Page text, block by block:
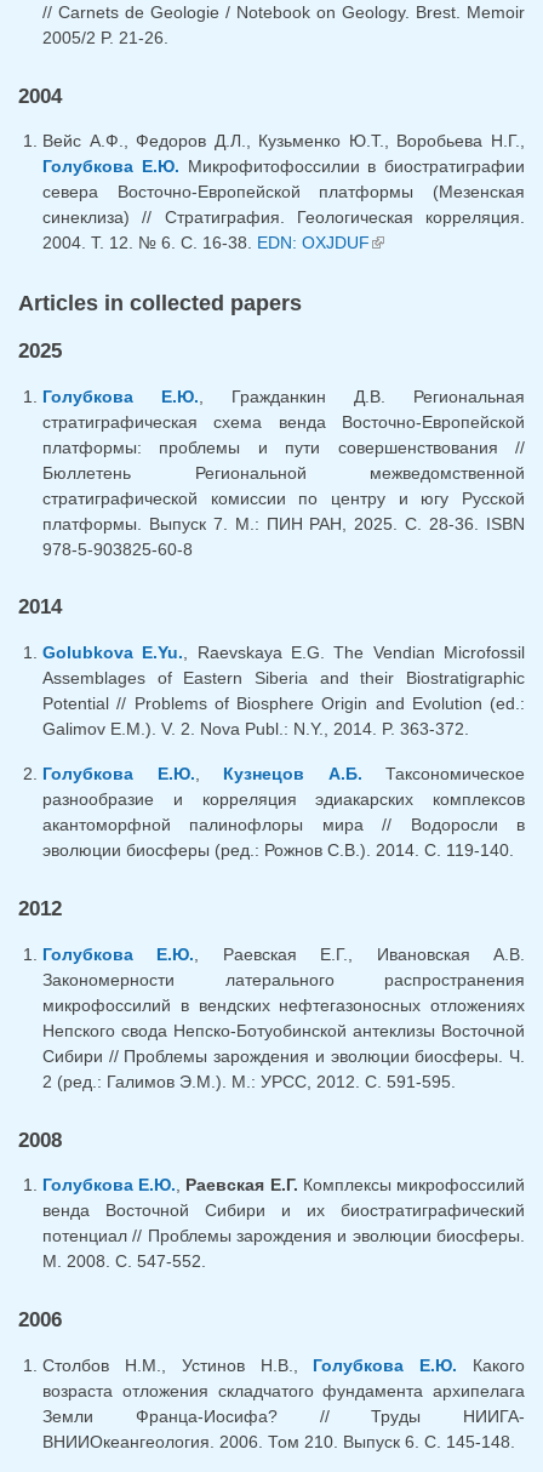
// Carnets de Geologie / Notebook on Geology. Brest. Memoir
2005/2 P. 21-26.
2004
Вейс А.Ф., Федоров Д.Л., Кузьменко Ю.Т., Воробьева Н.Г.,
Голубкова Е.Ю. Микрофитофоссилии в биостратиграфии
севера Восточно-Европейской платформы (Мезенская
синеклиза) // Стратиграфия. Геологическая корреляция.
2004. Т. 12. № 6. C. 16-38. EDN: OXJDUF(link is external)
Articles in collected papers
2025
Голубкова Е.Ю. , Гражданкин Д.В. Региональная
стратиграфическая схема венда Восточно-Европейской
платформы: проблемы и пути совершенствования //
Бюллетень Региональной межведомственной
стратиграфической комиссии по центру и югу Русской
платформы. Выпуск 7. М.: ПИН РАН, 2025. С. 28-36. ISBN
978-5-903825-60-8
2014
Golubkova E.Yu., Raevskaya E.G. The Vendian Microfossil
Assemblages of Eastern Siberia and their Biostratigraphic
Potential // Problems of Biosphere Origin and Evolution (ed.:
Galimov E.M.). V. 2. Nova Publ.: N.Y., 2014. P. 363-372.
Голубкова Е.Ю., Кузнецов А.Б. Таксономическое
разнообразие и корреляция эдиакарских комплексов
акантоморфной палинофлоры мира // Водоросли в
эволюции биосферы (ред.: Рожнов С.В.). 2014. С. 119-140.
2012
Голубкова Е.Ю. , Раевская Е.Г., Ивановская А.В.
Закономерности латерального распространения
микрофоссилий в вендских нефтегазоносных отложениях
Непского свода Непско-Ботуобинской антеклизы Восточной
Сибири // Проблемы зарождения и эволюции биосферы. Ч.
2 (ред.: Галимов Э.М.). М.: УРСС, 2012. С. 591-595.
2008
Голубкова Е.Ю., Раевская Е.Г. Комплексы микрофоссилий
венда Восточной Сибири и их биостратиграфический
потенциал // Проблемы зарождения и эволюции биосферы.
М. 2008. С. 547-552.
2006
Столбов Н.М., Устинов Н.В., Голубкова Е.Ю. Какого
возраста отложения складчатого фундамента архипелага
Земли Франца-Иосифа? // Труды НИИГА-
ВНИИОкеангеология. 2006. Том 210. Выпуск 6. С. 145-148.